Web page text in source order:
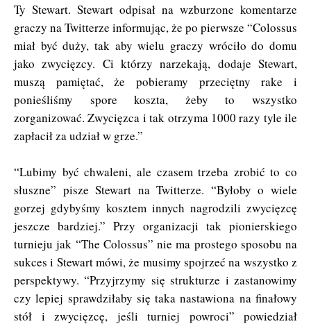
Ty Stewart. Stewart odpisał na wzburzone komentarze
graczy na Twitterze informując, że po pierwsze “Colossus
miał być duży, tak aby wielu graczy wróciło do domu
jako zwycięzcy. Ci którzy narzekają, dodaje Stewart,
muszą pamiętać, że pobieramy przeciętny rake i
ponieśliśmy spore koszta, żeby to wszystko
zorganizować. Zwycięzca i tak otrzyma 1000 razy tyle ile
zapłacił za udział w grze.”
“Lubimy być chwaleni, ale czasem trzeba zrobić to co
słuszne” pisze Stewart na Twitterze. “Byłoby o wiele
gorzej gdybyśmy kosztem innych nagrodzili zwycięzcę
jeszcze bardziej.” Przy organizacji tak pionierskiego
turnieju jak “The Colossus” nie ma prostego sposobu na
sukces i Stewart mówi, że musimy spojrzeć na wszystko z
perspektywy. “Przyjrzymy się strukturze i zastanowimy
czy lepiej sprawdziłaby się taka nastawiona na finałowy
stół i zwycięzcę, jeśli turniej powroci” powiedział